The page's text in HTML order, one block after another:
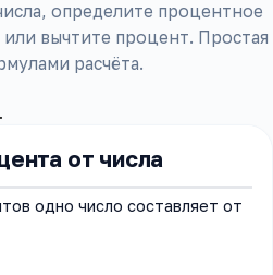
определите процентное
вычтите процент. Простая
расчёта.
от числа
одно число составляет от